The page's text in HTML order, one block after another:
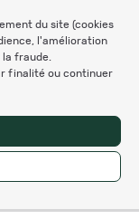
du site (cookies
l'amélioration
fraude.
finalité ou continuer
N°CNIL: 1239459.
à leurs propriétaires